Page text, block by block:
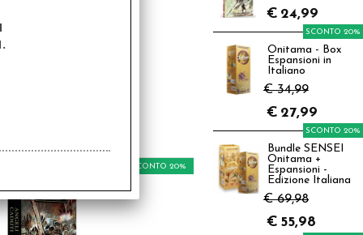
SCONTO 20%
€ 24,99
Onitama - Box
Espansioni in
Italiano
€ 34,99
SCONTO 20%
€ 27,99
Bundle SENSEI
Onitama +
Espansioni -
Edizione Italiana
€ 69,98
SCONTO 20%
€ 55,98